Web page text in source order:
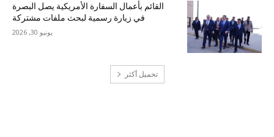
القائم بأعمال السفارة الأمريكية يصل البصرة
في زيارة رسمية لبحث ملفات مشتركة
يونيو 30, 2026
تحميل أكثر